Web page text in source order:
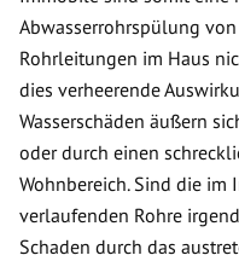
Abwasserrohrspülung
Rohrleitungen im Haus
dies verheerende
Wasserschäden äußern
oder durch einen
Wohnbereich. Sind die im
verlaufenden Rohre
Schaden durch das